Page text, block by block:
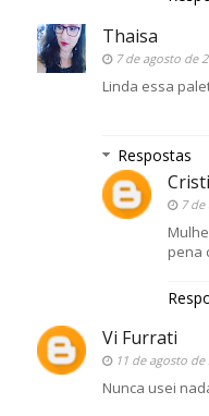
Thaisa
7 de agosto de
Linda essa
Respostas
7 de
pena
Vi Furrati
11 de agosto de
Nunca usei